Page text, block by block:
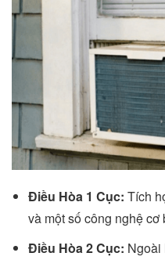
Điều Hòa 1 Cục: Tích
và một số công nghệ cơ
Điều Hòa 2 Cục: Ngoài